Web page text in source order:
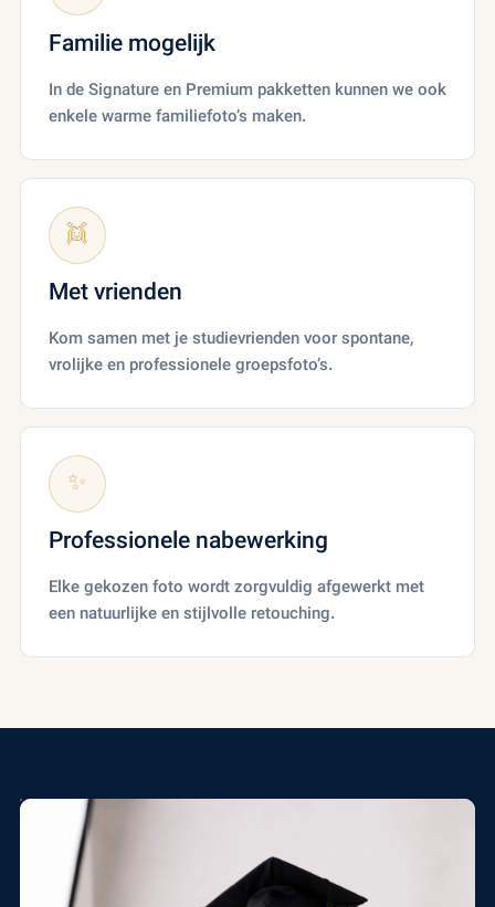
Familie mogelijk
In de Signature en Premium pakketten kunnen we ook
enkele warme familiefoto’s maken.
👯
Met vrienden
Kom samen met je studievrienden voor spontane,
vrolijke en professionele groepsfoto’s.
✨
Professionele nabewerking
Elke gekozen foto wordt zorgvuldig afgewerkt met
een natuurlijke en stijlvolle retouching.